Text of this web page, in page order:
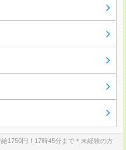
給1750円！17時45分まで＊未経験の方